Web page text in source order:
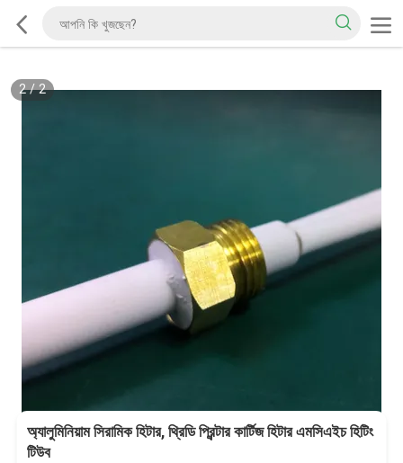
2/2
অ্যালুমিনিয়াম সিরামিক হিটার, থ্রিডি প্রিন্টার কার্টিজ হিটার এমসিএইচ হিটিং
টিউব